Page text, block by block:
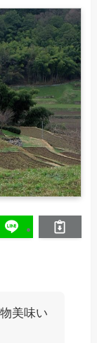
美味い